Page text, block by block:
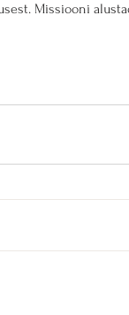
Missiooni